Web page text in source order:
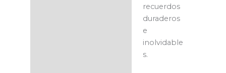
recuerdos
duraderos
e
inolvidable
s.